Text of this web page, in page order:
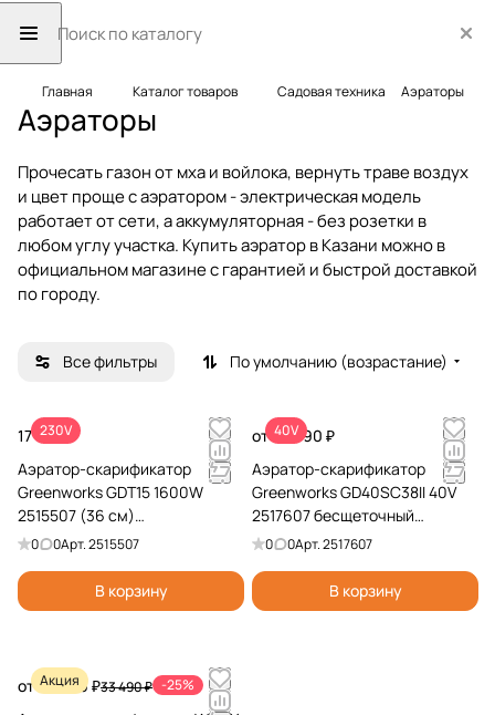
Главная Каталог товаров Садовая техника Аэраторы
Аэраторы
Прочесать газон от мха и войлока, вернуть траве воздух
и цвет проще с аэратором - электрическая модель
работает от сети, а аккумуляторная - без розетки в
любом углу участка. Купить аэратор в Казани можно в
официальном магазине с гарантией и быстрой доставкой
по городу.
Все фильтры По умолчанию (возрастание)
230V
17 990 ₽
Аэратор-скарификатор
Greenworks GDT15 1600W
2515507 (36 см)
электрический
0 0Арт.2515507
В корзину
40V
от 24 990 ₽
Аэратор-скарификатор
Greenworks GD40SC38II 40V
2517607 бесщеточный
аккумуляторный
0 0Арт.2517607
В корзину
Акция
от 24 990 ₽33 490 ₽ -25%